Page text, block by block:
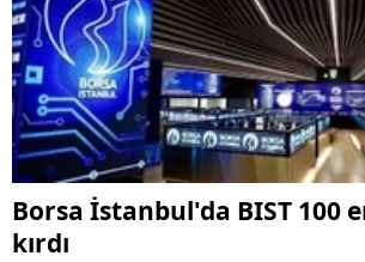
Borsa İstanbul'da BIST 100
kırdı